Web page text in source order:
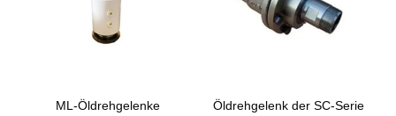
ML-Öldrehgelenke Öldrehgelenk der SC-Serie